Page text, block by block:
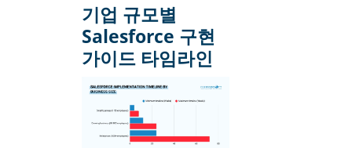
기업 규모별
Salesforce 구현
가이드 타임라인